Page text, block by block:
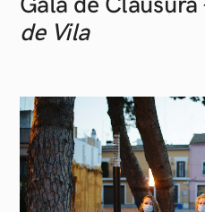
de Vila